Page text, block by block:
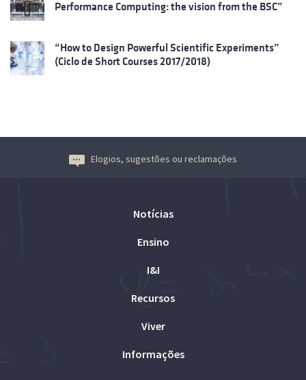
Performance Computing: the vision from the BSC”
“How to Design Powerful Scientific Experiments”
(Ciclo de Short Courses 2017/2018)
Elogios, sugestões ou reclamações
Notícias
Ensino
I&I
Recursos
Viver
Informações